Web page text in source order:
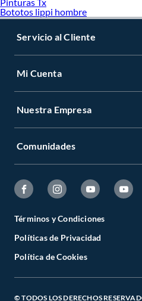
Bototos lippi hombre
Servicio al Cliente
Mi Cuenta
Nuestra Empresa
Comunidades
Términos y Condiciones
Políticas de Privacidad
Política de Cookies
© TODOS LOS DERECHOS